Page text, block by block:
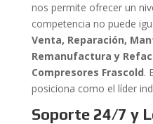
nos permite ofrecer un
competencia no puede
Venta, Reparación,
Remanufactura y
Compresores Frascold.
posiciona como el líder
Soporte 24/7 y